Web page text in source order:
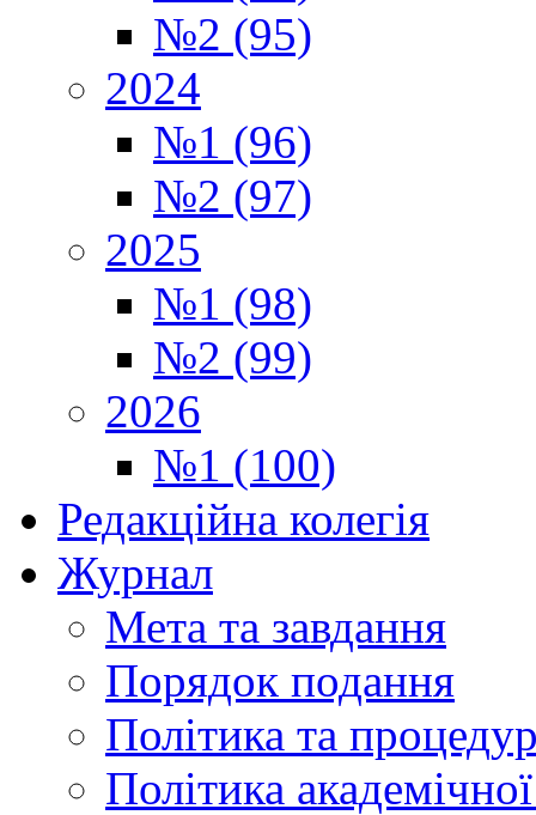
№2 (95)
2024
№1 (96)
№2 (97)
2025
№1 (98)
№2 (99)
2026
№1 (100)
Редакційна колегія
Журнал
Мета та завдання
Порядок подання
Політика та
Політика